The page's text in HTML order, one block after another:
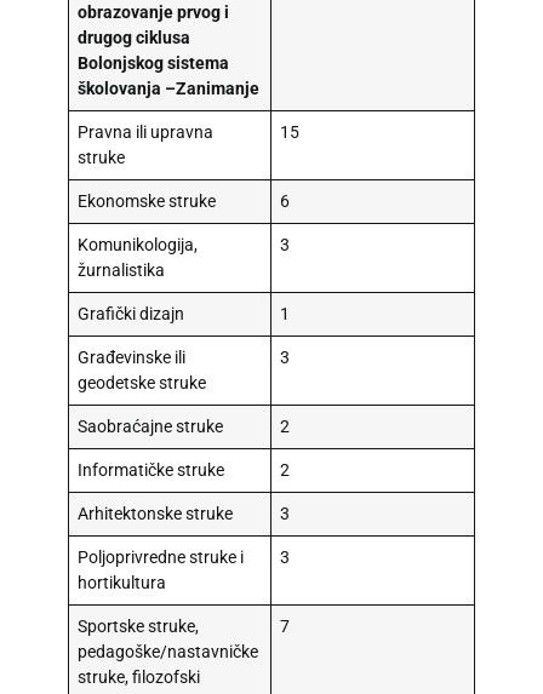
obrazovanje prvog i
drugog ciklusa
Bolonjskog sistema
školovanja –Zanimanje
Pravna ili upravna
struke
15
Ekonomske struke 6
Komunikologija,
žurnalistika
3
Grafički dizajn 1
Građevinske ili
geodetske struke
3
Saobraćajne struke 2
Informatičke struke 2
Arhitektonske struke 3
Poljoprivredne struke i
hortikultura
3
Sportske struke,
pedagoške/nastavničke
struke, filozofski
7